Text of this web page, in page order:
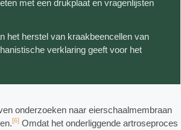
met een drukplaat en vragenlijsten
het herstel van kraakbeencellen van
verklaring geeft voor het
onderzoeken naar eierschaalmembraan
[6] Omdat het onderliggende artroseproces